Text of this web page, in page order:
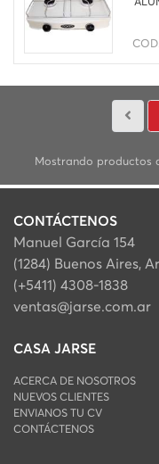
COD.
Mostrando productos
CONTÁCTENOS
Manuel García 154
(1284) Buenos Aires,
(+5411) 4308-1838
ventas@jarse.com.ar
CASA JARSE
ACERCA DE NOSOTROS
NUEVOS CLIENTES
ENVIANOS TU CV
CONTÁCTENOS